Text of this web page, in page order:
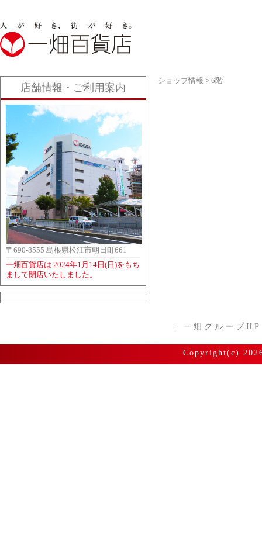
店舗情報・ご利用案内
〒690-8555 島根県松江市朝日町661
一畑百貨店は 2024年1月14日(日)をもち
まして閉店いたしました。
ショップ情報 > 6階
一畑グループHP
Copyright(c)